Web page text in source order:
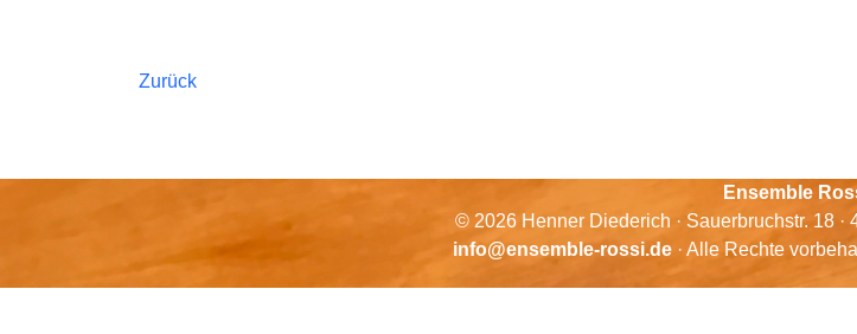
Zurück
Ensemble
© 2026 Henner Diederich · Sauerbruchstr. 18 ·
info@ensemble-rossi.de· Alle Rechte